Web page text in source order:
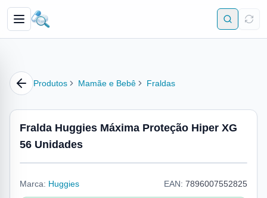
Produtos Mamãe e Bebê Fraldas
Fralda Huggies Máxima Proteção Hiper XG
56 Unidades
Marca: Huggies EAN: 7896007552825